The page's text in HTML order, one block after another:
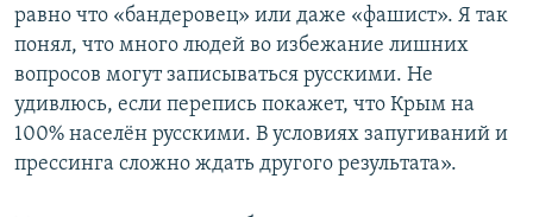
равно что «бандеровец» или даже «фашист». Я так
понял, что много людей во избежание лишних
вопросов могут записываться русскими. Не
удивлюсь, если перепись покажет, что Крым на
100% населён русскими. В условиях запугиваний и
прессинга сложно ждать другого результата».